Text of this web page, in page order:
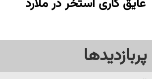
عایق کاری استخر در ملارد
پربازدیدها